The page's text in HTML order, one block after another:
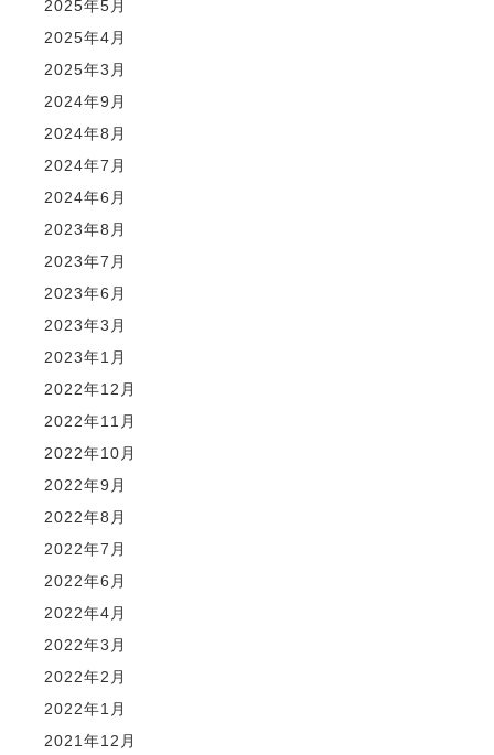
2025年5月
2025年4月
2025年3月
2024年9月
2024年8月
2024年7月
2024年6月
2023年8月
2023年7月
2023年6月
2023年3月
2023年1月
2022年12月
2022年11月
2022年10月
2022年9月
2022年8月
2022年7月
2022年6月
2022年4月
2022年3月
2022年2月
2022年1月
2021年12月